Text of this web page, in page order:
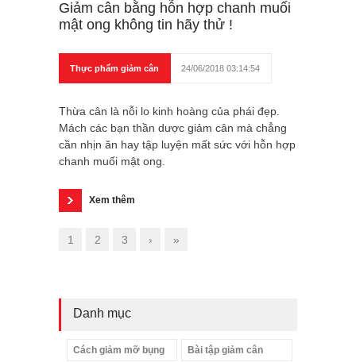
Giảm cân bằng hỗn hợp chanh muối
mật ong không tin hãy thử !
Thực phẩm giảm cân 24/06/2018 03:14:54
Thừa cân là nỗi lo kinh hoàng của phái đẹp.
Mách các bạn thần dược giảm cân mà chẳng
cần nhịn ăn hay tập luyện mất sức với hỗn hợp
chanh muối mật ong.
Xem thêm
1 2 3 › »
Danh mục
Cách giảm mỡ bụng Bài tập giảm cân